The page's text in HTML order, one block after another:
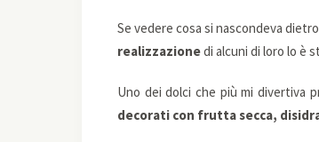
Se vedere cosa si nascondeva
realizzazionedi alcuni di loro lo è
Uno dei dolci che più mi divertiva
decorati con frutta secca,